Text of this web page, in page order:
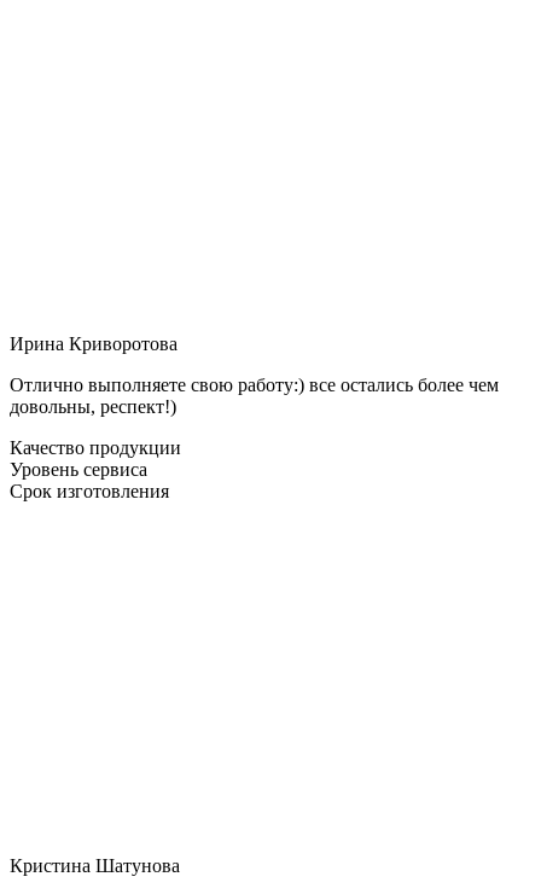
Ирина Криворотова
Отлично выполняете свою работу:) все остались более чем
довольны, респект!)
Качество продукции
Уровень сервиса
Срок изготовления
Кристина Шатунова